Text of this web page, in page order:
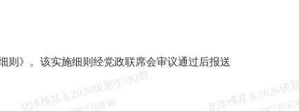
则》。该实施细则经党政联席会审议通过后报送
北
洋
基
＆
2
0
2
6
级
新
生
Q
Q
群
1
0
2
8
2
2
6
8
3